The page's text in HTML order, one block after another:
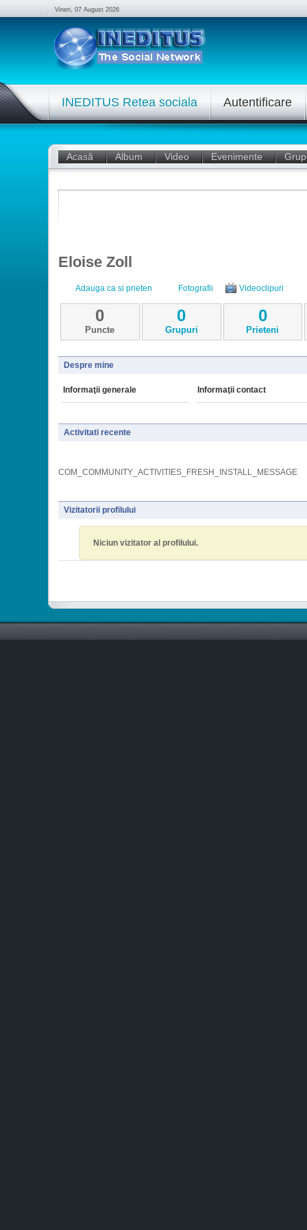
Vineri, 07 August 2026
INEDITUS Retea sociala Autentificare
Acasă Album Video Evenimente
Eloise Zoll
Adauga ca si prieten Fotografii Videoclipuri
0
Puncte
0
Grupuri
0
Prieteni
Despre mine
Informaţii generale Informaţii contact
Activitati recente
COM_COMMUNITY_ACTIVITIES_FRESH_INSTALL_MESSAGE
Vizitatorii profilului
Niciun vizitator al profilului.